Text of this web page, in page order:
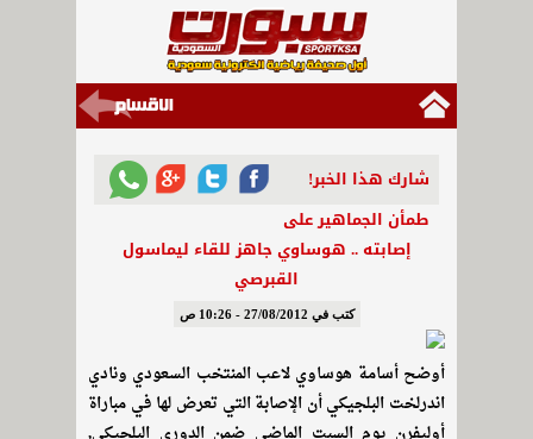
شارك هذا الخبر!
طمأن الجماهير على
إصابته .. هوساوي جاهز للقاء ليماسول
القبرصي
كتب في 27/08/2012 - 10:26 ص
أوضح أسامة هوساوي لاعب المنتخب السعودي ونادي
اندرلخت البلجيكي أن الإصابة التي تعرض لها في مباراة